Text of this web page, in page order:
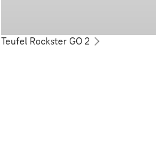
Teufel Rockster GO 2